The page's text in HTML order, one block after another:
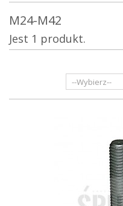
M24-M42
Jest 1 produkt.